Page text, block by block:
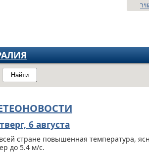
Найти
6 августа
стране повышенная температура,
до 5.4 м/с.